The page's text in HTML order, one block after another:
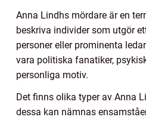
Anna Lindhs mördare är en
beskriva individer som utgör
personer eller prominenta
vara politiska fanatiker,
personliga motiv.
Det finns olika typer av Anna
dessa kan nämnas